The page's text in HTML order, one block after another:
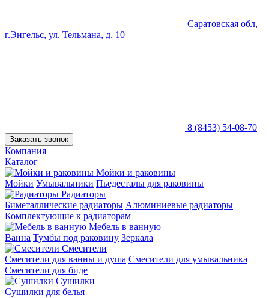
Саратовская обл,
г.Энгельс, ул. Тельмана, д. 10
8 (8453) 54-08-70
Заказать звонок
Компания
Каталог
Мойки и раковины
Мойки Умывальники Пьедесталы для раковины
Радиаторы
Биметаллические радиаторы Алюминиевые радиаторы
Комплектующие к радиаторам
Мебель в ванную
Ванна Тумбы под раковину Зеркала
Смесители
Смесители для ванны и душа Смесители для умывальника
Смесители для биде
Сушилки
Сушилки для белья